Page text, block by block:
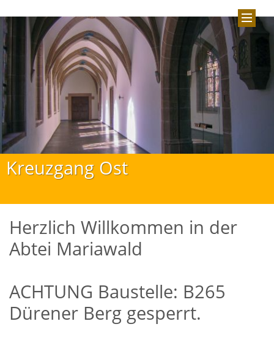
Kreuzgang Ost
Herzlich Willkommen in der
Abtei Mariawald
ACHTUNG Baustelle: B265
Dürener Berg gesperrt.